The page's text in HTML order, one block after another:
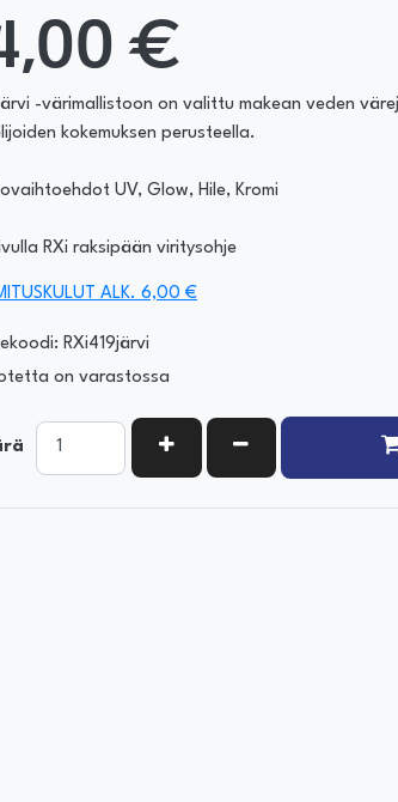
€
-värimallistoon on valittu makean veden
kokemuksen perusteella.
UV, Glow, Hile, Kromi
RXi raksipään viritysohje
ALK. 6,00 €
RXi419järvi
on varastossa
KASVATA MÄÄRÄÄ
VÄHENNÄ